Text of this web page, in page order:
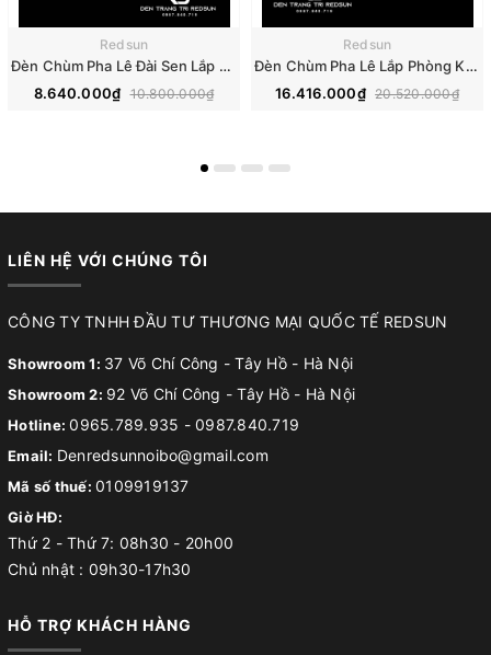
Redsun
Đèn Chùm Pha Lê Đài Sen Lắp Phòng Khách, Phòng Ăn, Khách Sạn, Nhà Hàng Phong Cách Bắc Âu Hiện Đại DCP-018
8.640.000₫ 10.800.000₫
Redsun
Đèn Chùm Pha Lê Lắp Phòng Khách, Phòng Ăn, Khách Sạn, Nhà Hàng Phong Cách Bắc Âu Hiện Đại DCP-019
16.416.000₫ 20.520.000₫
LIÊN HỆ VỚI CHÚNG TÔI
CÔNG TY TNHH ĐẦU TƯ THƯƠNG MẠI QUỐC TẾ REDSUN
Showroom 1: 37 Võ Chí Công - Tây Hồ - Hà Nội
Showroom 2: 92 Võ Chí Công - Tây Hồ - Hà Nội
Hotline:0965.789.935 - 0987.840.719
Email: Denredsunnoibo@gmail.com
Mã số thuế: 0109919137
Giờ HĐ:
Thứ 2 - Thứ 7: 08h30 - 20h00
Chủ nhật : 09h30-17h30
HỖ TRỢ KHÁCH HÀNG